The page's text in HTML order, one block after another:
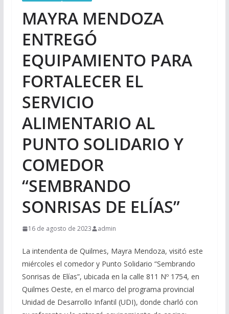
MAYRA MENDOZA
ENTREGÓ
EQUIPAMIENTO PARA
FORTALECER EL
SERVICIO
ALIMENTARIO AL
PUNTO SOLIDARIO Y
COMEDOR
“SEMBRANDO
SONRISAS DE ELÍAS”
16 de agosto de 2023 admin
La intendenta de Quilmes, Mayra Mendoza, visitó este
miércoles el comedor y Punto Solidario “Sembrando
Sonrisas de Elías”, ubicada en la calle 811 Nº 1754, en
Quilmes Oeste, en el marco del programa provincial
Unidad de Desarrollo Infantil (UDI), donde charló con